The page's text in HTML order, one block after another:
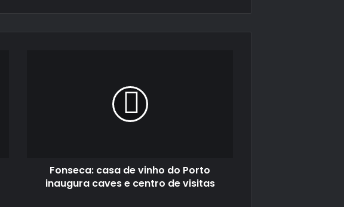
centroFonseca: casa de vinho do Porto
inaugura caves e centro de visitas